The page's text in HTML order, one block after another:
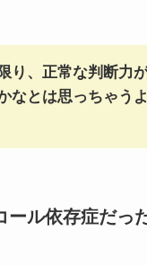
り、正常な判断力
なとは思っちゃうよ
ール依存症だった